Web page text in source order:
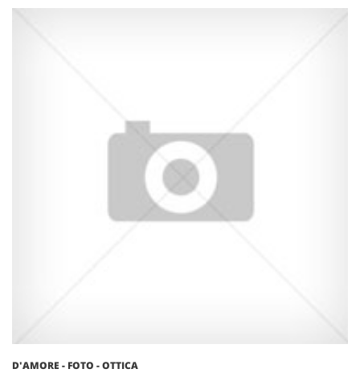
D'AMORE - FOTO - OTTICA